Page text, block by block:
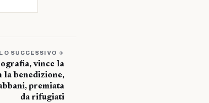
SUCCESSIVO →
vince la
la benedizione,
premiata
da rifugiati